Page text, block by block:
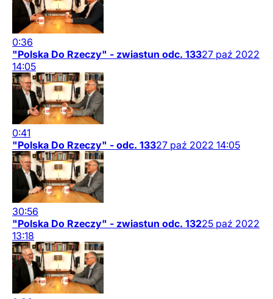
0:36
"Polska Do Rzeczy" - zwiastun odc. 13327 paź 2022
14:05
0:41
"Polska Do Rzeczy" - odc. 13327 paź 2022 14:05
30:56
"Polska Do Rzeczy" - zwiastun odc. 13225 paź 2022
13:18